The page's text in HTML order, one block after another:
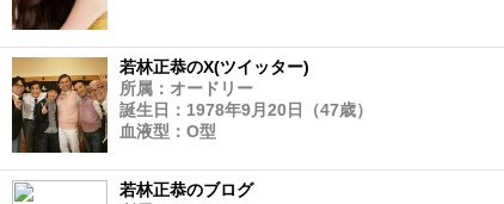
若林正恭のX(ツイッター)
所属：オードリー
誕生日：1978年9月20日（47歳）
血液型：O型
若林正恭のブログ